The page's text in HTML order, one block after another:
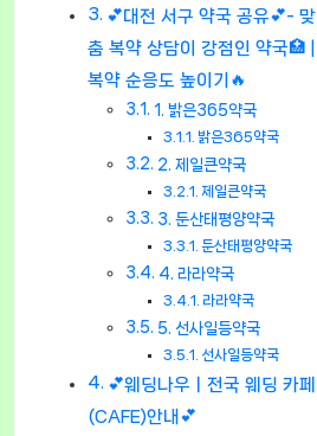
💕대전 서구 약국 공유💕- 맞
춤 복약 상담이 강점인 약국🏥 |
복약 순응도 높이기🔥
1. 밝은365약국
밝은365약국
2. 제일큰약국
제일큰약국
3. 둔산태평양약국
둔산태평양약국
4. 라라약국
라라약국
5. 선사일등약국
선사일등약국
💕웨딩나우ㅣ전국 웨딩 카페
(CAFE)안내💕